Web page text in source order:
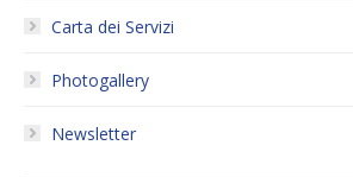
Carta dei Servizi
Photogallery
Newsletter